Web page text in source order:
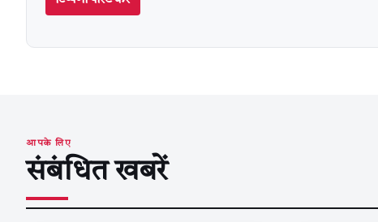
आपके लिए
संबंधित खबरें